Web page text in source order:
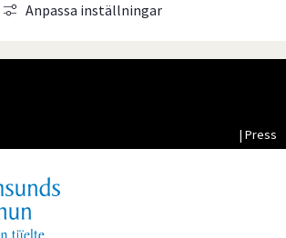
Anpassa inställningar
| Press